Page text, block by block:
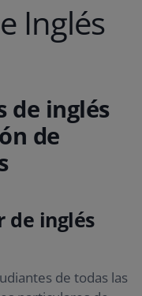
Inglés
de inglés
de
de inglés
de todas las